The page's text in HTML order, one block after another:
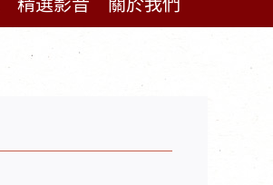
精選影音 關於我們